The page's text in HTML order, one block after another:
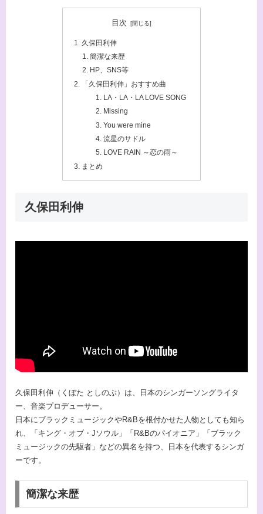
目次
久保田利伸
簡潔な来歴
HP、SNS等
「久保田利伸」おすすめ曲
LA・LA・LA LOVE SONG
Missing
You were mine
流星のサドル
LOVE RAIN ～恋の雨～
まとめ
久保田利伸
久保田利伸（くぼた としのぶ）は、日本のシンガーソングライタ
ー、音楽プロデューサー。
日本にブラックミュージックやR&Bを根付かせた人物としても知ら
れ、「キング・オブ・Jソウル」「R&Bのパイオニア」「ブラック
ミュージックの先駆者」などの異名を持つ、日本を代表するシンガ
ーです。
簡潔な来歴